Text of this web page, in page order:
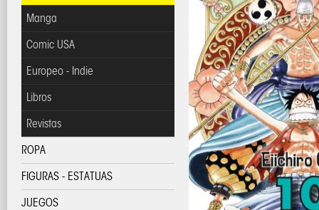
Manga
Comic USA
Europeo - Indie
Libros
Revistas
ROPA
FIGURAS - ESTATUAS
JUEGOS